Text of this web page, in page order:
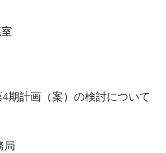
期計画（案）の検討について
局